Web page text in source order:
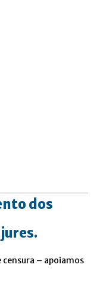
dos
– apoiamos